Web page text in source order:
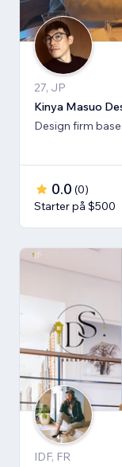
27, JP
Kinya Masuo
Design firm
0.0 (0)
Starter på $500
IDF, FR